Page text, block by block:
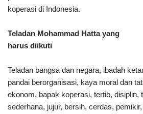
koperasi di Indonesia.
Teladan Mohammad Hatta yang
harus diikuti
Teladan bangsa dan negara, ibadah
pandai berorganisasi, kaya moral dan
ekonom, bapak koperasi, tertib, disiplin,
sederhana, jujur, bersih, cerdas,